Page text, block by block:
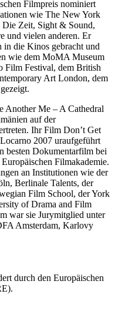
Filmpreis nominiert
wie The New York
Zeit, Sight & Sound,
und vielen anderen. Er
in die Kinos gebracht und
wie dem MoMA Museum
Film Festival, dem British
Art London, dem
Another Me – A Cathedral
auf der
Ihr Film Don’t Get
2007 uraufgeführt
besten Dokumentarfilm bei
Filmakademie.
an Institutionen wie der
Berlinale Talents, der
Film School, der York
of Drama and Film
war sie Jurymitglied unter
Amsterdam, Karlovy
durch den Europäischen